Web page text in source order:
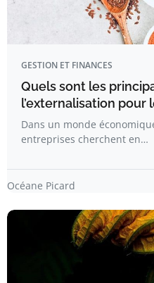
GESTION ET FINANCES
Quels sont les
l’externalisation pour
Dans un monde
entreprises cherchent en…
Océane Picard